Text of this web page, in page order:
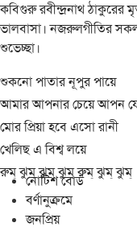
কবিগুরু রবীন্দ্রনাথ ঠাকুরের
ভালবাসা। নজরুলগীতির সকল
শুভেচ্ছা।
শুকনো পাতার নূপুর পায়ে
আমার আপনার চেয়ে আপন
মোর প্রিয়া হবে এসো রানী
খেলিছ এ বিশ্ব লয়ে
রুম্ ঝুম্ ঝুম্ ঝুম্ রুম্ ঝুম্ ঝুম্
নোটিশ বোর্ড
বর্ণানুক্রমে
জনপ্রিয়